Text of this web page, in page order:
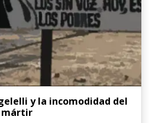
y la incomodidad del
mártir